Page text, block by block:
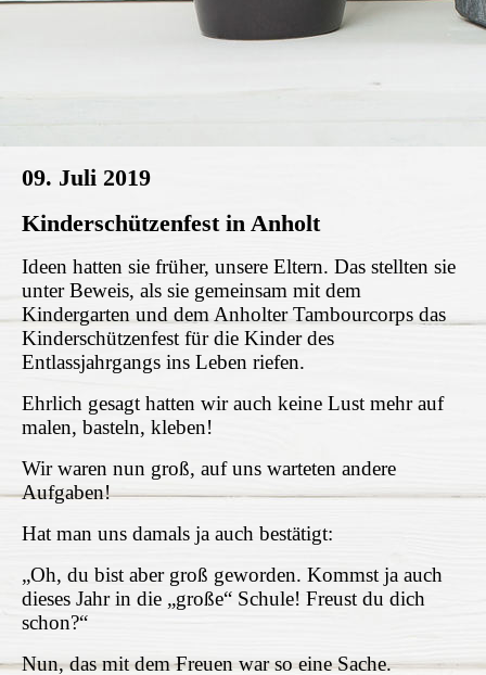
09. Juli 2019
Kinderschützenfest in Anholt
Ideen hatten sie früher, unsere Eltern. Das stellten sie
unter Beweis, als sie gemeinsam mit dem
Kindergarten und dem Anholter Tambourcorps das
Kinderschützenfest für die Kinder des
Entlassjahrgangs ins Leben riefen.
Ehrlich gesagt hatten wir auch keine Lust mehr auf
malen, basteln, kleben!
Wir waren nun groß, auf uns warteten andere
Aufgaben!
Hat man uns damals ja auch bestätigt:
„Oh, du bist aber groß geworden. Kommst ja auch
dieses Jahr in die „große“ Schule! Freust du dich
schon?“
Nun, das mit dem Freuen war so eine Sache.